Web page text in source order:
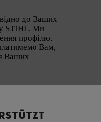
до Ваших
STIHL. Ми
профілю.
Вам,
Ваших